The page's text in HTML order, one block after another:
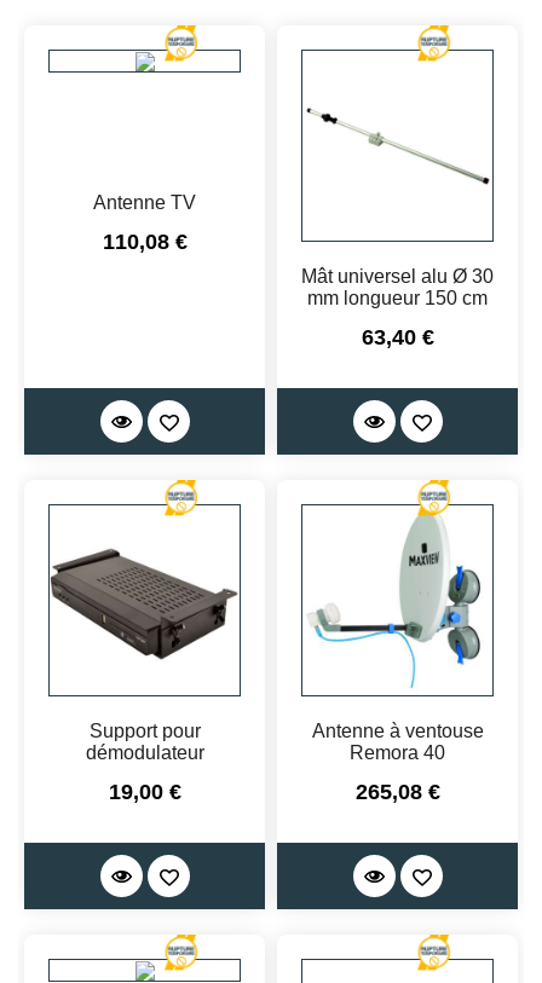
Antenne TV
Prix
110,08 €
Mât universel alu Ø 30
mm longueur 150 cm
Prix
63,40 €
Support pour
démodulateur
Prix
19,00 €
Antenne à ventouse
Remora 40
Prix
265,08 €